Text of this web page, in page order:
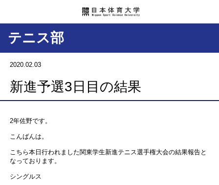
テニス部
2020.02.03
新進予選3日目の結果
2年佐野です。
こんばんは。
こちら本日行われました関東学生新進テニス選手権大会の結果報告と
なっております。
シングルス